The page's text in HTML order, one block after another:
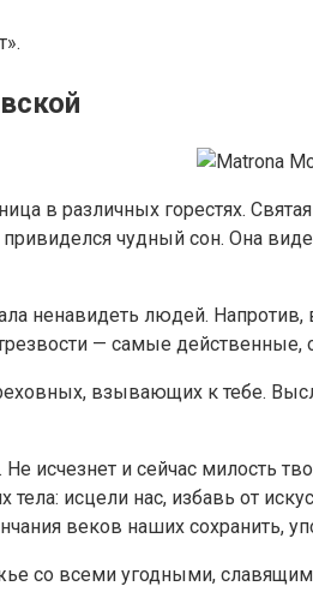
в различных горестях.
чудный сон. Она
ненавидеть людей.
— самые
взывающих к тебе.
исчезнет и сейчас милость
исцели нас, избавь от
веков наших
со всеми угодными,